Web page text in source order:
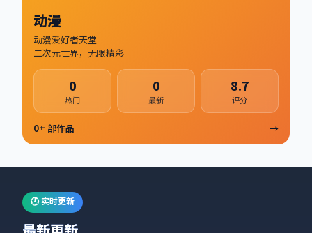
动漫
动漫爱好者天堂
二次元世界，无限精彩
0
热门
0
最新
8.7
评分
0+ 部作品 →
🕐 实时更新